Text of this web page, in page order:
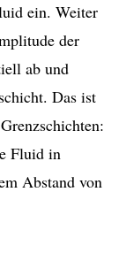
ein. Weiter
der
ab und
Das ist
Fluid in
Abstand von